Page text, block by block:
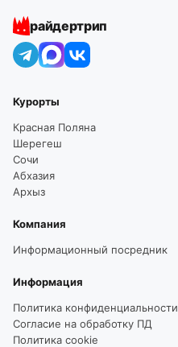
райдертрип
Курорты
Красная Поляна
Шерегеш
Сочи
Абхазия
Архыз
Компания
Информационный посредник
Информация
Политика конфиденциальности
Согласие на обработку ПД
Политика cookie